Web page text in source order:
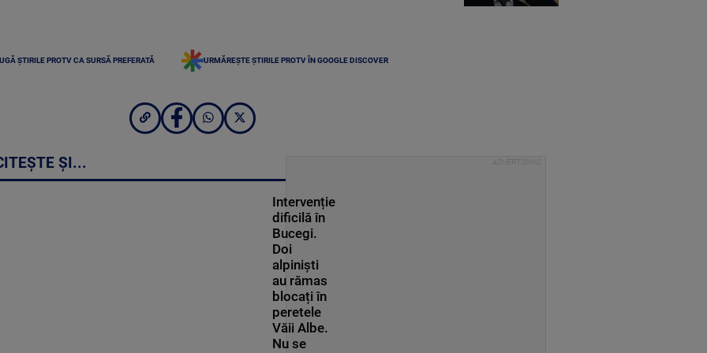
ȘTIRILE PROTV CA SURSĂ PREFERATĂ URMĂREȘTE ȘTIRILE PROTV ÎN GOOGLE DISCOVER
ȘI...
Intervenție
dificilă în
Bucegi.
Doi
alpiniști
au rămas
blocați în
peretele
Văii Albe.
Nu se